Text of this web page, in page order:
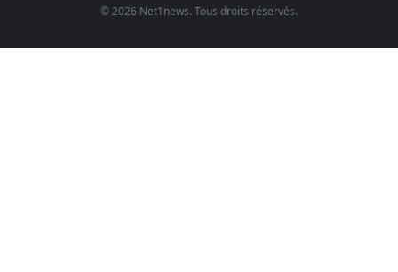
© 2026 Net1news. Tous droits réservés.